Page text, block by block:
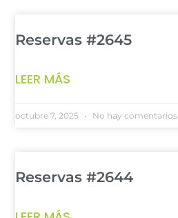
Reservas #2645
LEER MÁS
octubre 7, 2025 No hay comentarios
Reservas #2644